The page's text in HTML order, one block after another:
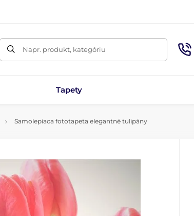
Napr. produkt, kategóriu
Tapety
Samolepiaca fototapeta elegantné tulipány